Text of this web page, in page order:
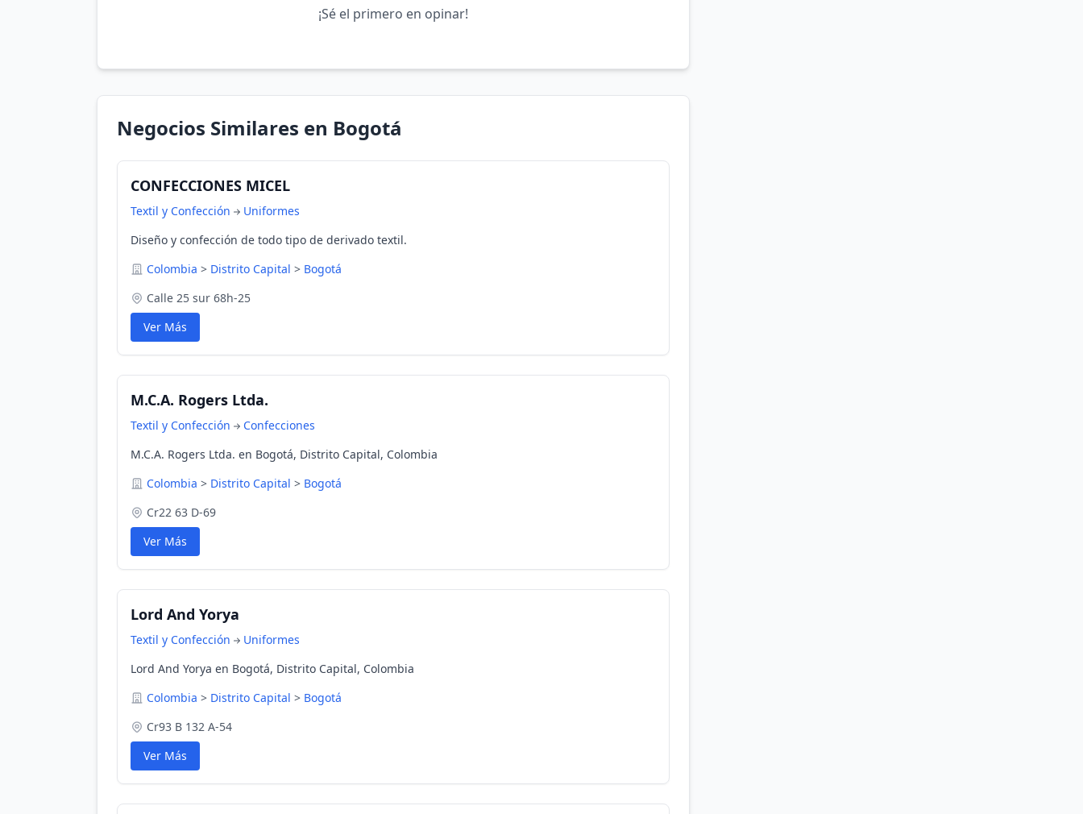
¡Sé el primero en opinar!
Negocios Similares en Bogotá
CONFECCIONES MICEL
Textil y Confección
Uniformes
Diseño y confección de todo tipo de derivado textil.
Colombia > Distrito Capital > Bogotá
Calle 25 sur 68h-25
Ver Más
M.C.A. Rogers Ltda.
Textil y Confección
Confecciones
M.C.A. Rogers Ltda. en Bogotá, Distrito Capital, Colombia
Colombia > Distrito Capital > Bogotá
Cr22 63 D-69
Ver Más
Lord And Yorya
Textil y Confección
Uniformes
Lord And Yorya en Bogotá, Distrito Capital, Colombia
Colombia > Distrito Capital > Bogotá
Cr93 B 132 A-54
Ver Más